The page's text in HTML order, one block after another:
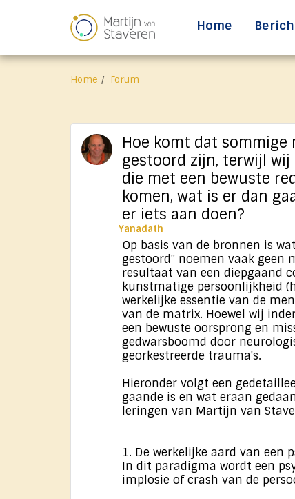
Home
Home Forum
Hoe komt dat sommige
gestoord zijn, terwijl wij
die met een bewuste
komen, wat is er dan
er iets aan doen?
Yanadath
Op basis van de bronnen is
gestoord" noemen vaak geen
resultaat van een diepgaand
kunstmatige persoonlijkheid
werkelijke essentie van de
van de matrix. Hoewel wij
een bewuste oorsprong en
gedwarsboomd door
georkestreerde trauma's.
Hieronder volgt een
gaande is en wat eraan
leringen van Martijn van
1. De werkelijke aard van een
In dit paradigma wordt een
implosie of crash van de